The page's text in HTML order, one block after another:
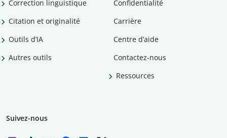
Correction linguistique
Citation et originalité
Outils d’IA
Autres outils
Confidentialité
Carrière
Centre d’aide
Contactez-nous
Ressources
Suivez-nous